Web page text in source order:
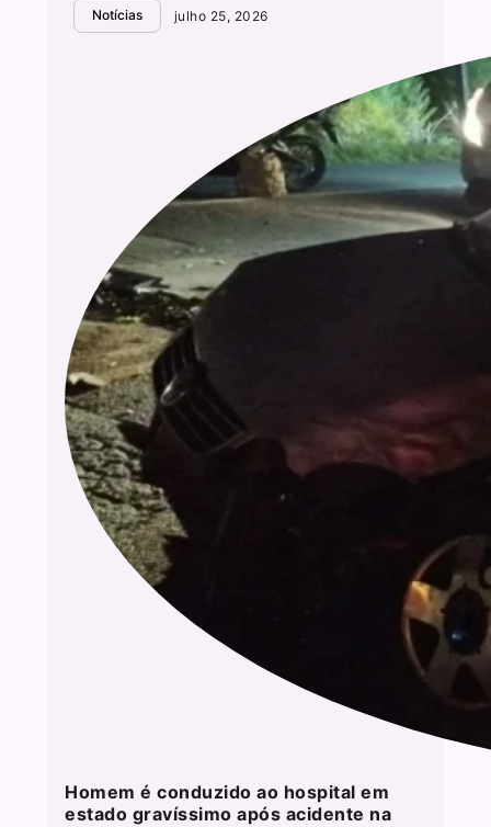
Notícias julho 25, 2026
Homem é conduzido ao hospital em
estado gravíssimo após acidente na